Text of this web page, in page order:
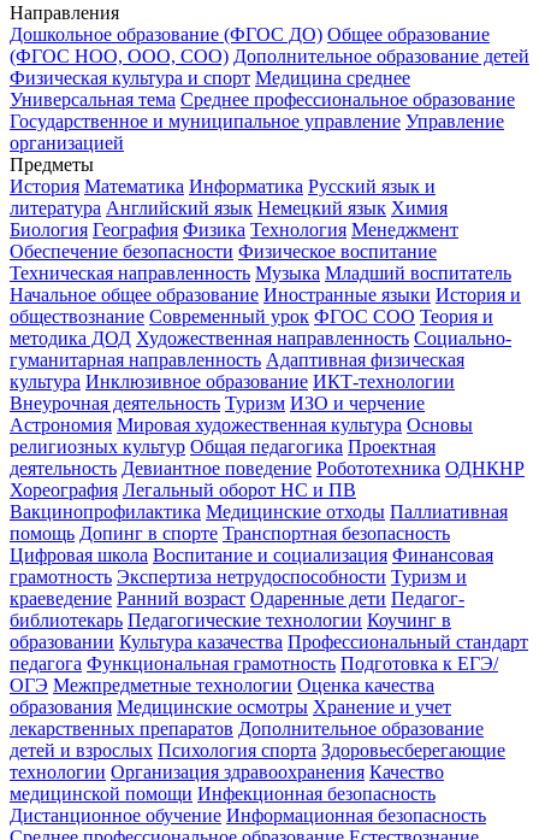
Направления
Дошкольное образование (ФГОС ДО) Общее образование
(ФГОС НОО, ООО, СОО) Дополнительное образование детей
Физическая культура и спорт Медицина среднее
Универсальная тема Среднее профессиональное образование
Государственное и муниципальное управление Управление
организацией
Предметы
История Математика Информатика Русский язык и
литература Английский язык Немецкий язык Химия
Биология География Физика Технология Менеджмент
Обеспечение безопасности Физическое воспитание
Техническая направленность Музыка Младший воспитатель
Начальное общее образование Иностранные языки История и
обществознание Современный урок ФГОС СОО Теория и
методика ДОД Художественная направленность Социально-
гуманитарная направленность Адаптивная физическая
культура Инклюзивное образование ИКТ-технологии
Внеурочная деятельность Туризм ИЗО и черчение
Астрономия Мировая художественная культура Основы
религиозных культур Общая педагогика Проектная
деятельность Девиантное поведение Робототехника ОДНКНР
Хореография Легальный оборот НС и ПВ
Вакцинопрофилактика Медицинские отходы Паллиативная
помощь Допинг в спорте Транспортная безопасность
Цифровая школа Воспитание и социализация Финансовая
грамотность Экспертиза нетрудоспособности Туризм и
краеведение Ранний возраст Одаренные дети Педагог-
библиотекарь Педагогические технологии Коучинг в
образовании Культура казачества Профессиональный стандарт
педагога Функциональная грамотность Подготовка к ЕГЭ/
ОГЭ Межпредметные технологии Оценка качества
образования Медицинские осмотры Хранение и учет
лекарственных препаратов Дополнительное образование
детей и взрослых Психология спорта Здоровьесберегающие
технологии Организация здравоохранения Качество
медицинской помощи Инфекционная безопасность
Дистанционное обучение Информационная безопасность